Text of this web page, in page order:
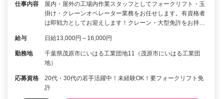
仕事内容
屋内・屋外の工場内作業スタッフとしてフォークリフト・玉
掛け・クレーンオペレーター業務をお任せします。有資格者
は即戦力としてお迎えします！クレーン・大型免許をお持…
給与 日給13,000円～16,000円
勤務地
千葉県茂原市にいはる工業団地11（茂原市にいはる工業団
地）
応募資格
20代・30代の若手活躍中！未経験OK！要フォークリフト免
許